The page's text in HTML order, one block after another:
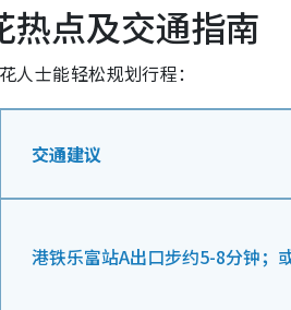
热点及交通指南
人士能轻松规划行程：
交通建议
港铁乐富站A出口步约5-8分钟；